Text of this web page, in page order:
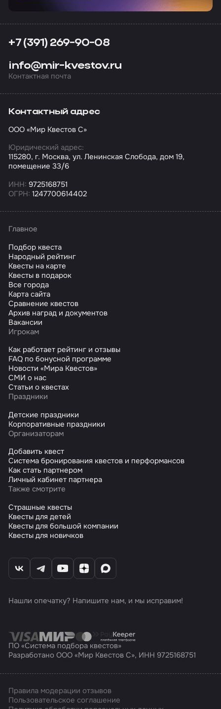
+7 (391) 269-90-08
info@mir-kvestov.ru
Контактная почта
Контактный адрес
ООО «Мир Квестов С»
Юридический адрес:
115280, г. Москва, ул. Ленинская Слобода, дом 19,
помещение 33/6
ИНН: 9725168751
ОГРН: 1247700614402
Главное
Подбор квеста
Народный рейтинг
Квесты на карте
Квесты в подарок
Все города
Карта сайта
Сравнение квестов
Архив наград и документов
Вакансии
Игрокам
Как работает рейтинг и отзывы
FAQ по бонусной программе
Новости «Мира Квестов»
СМИ о нас
Статьи о квестах
Праздники
Детские праздники
Корпоративные праздники
Организаторам
Добавить квест
Система бронирования квестов и перформансов
Как стать партнером
Личный кабинет партнера
Также смотрите
Страшные квесты
Квесты для детей
Квесты для большой компании
Квесты для новичков
Нашли опечатку? Напишите нам, и мы исправим!
ПО «Система подбора квестов»
Разработано ООО «Мир Квестов С», ИНН 9725168751
Правила модерации отзывов
Пользовательское соглашение